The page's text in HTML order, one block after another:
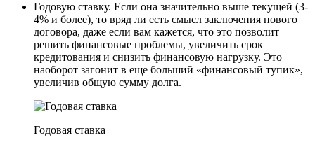
Годовую ставку. Если она значительно выше текущей (3-
4% и более), то вряд ли есть смысл заключения нового
договора, даже если вам кажется, что это позволит
решить финансовые проблемы, увеличить срок
кредитования и снизить финансовую нагрузку. Это
наоборот загонит в еще больший «финансовый тупик»,
увеличив общую сумму долга.
Годовая ставка